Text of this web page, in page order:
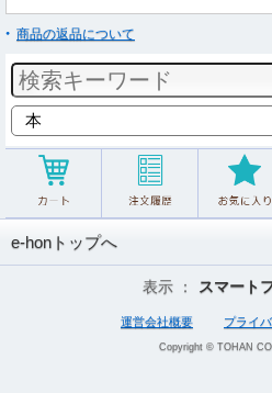
商品の返品について
e-honトップへ
表示 ： スマート
運営会社概要 プライ
Copyright © TOHAN